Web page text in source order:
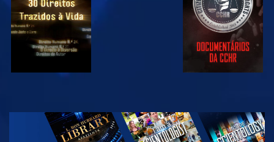
VER
EXPLORAR A
SÉRIE